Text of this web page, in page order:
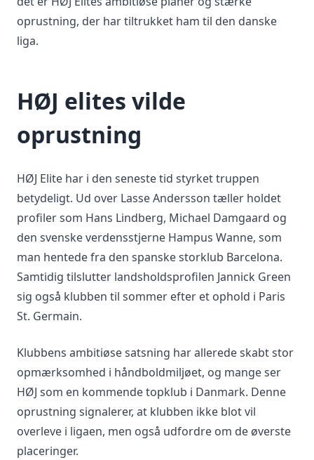
oprustning, der har tiltrukket ham til den danske
liga.
HØJ elites vilde
oprustning
HØJ Elite har i den seneste tid styrket truppen
betydeligt. Ud over Lasse Andersson tæller holdet
profiler som Hans Lindberg, Michael Damgaard og
den svenske verdensstjerne Hampus Wanne, som
man hentede fra den spanske storklub Barcelona.
Samtidig tilslutter landsholdsprofilen Jannick Green
sig også klubben til sommer efter et ophold i Paris
St. Germain.
Klubbens ambitiøse satsning har allerede skabt stor
opmærksomhed i håndboldmiljøet, og mange ser
HØJ som en kommende topklub i Danmark. Denne
oprustning signalerer, at klubben ikke blot vil
overleve i ligaen, men også udfordre om de øverste
placeringer.